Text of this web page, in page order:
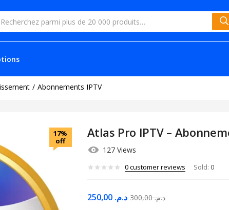
Abonnements IPTV
17%
off
Atlas Pro IPTV –
127 Views
0customer reviews Sold: 0
د.م. 250,00 د.م.300,00